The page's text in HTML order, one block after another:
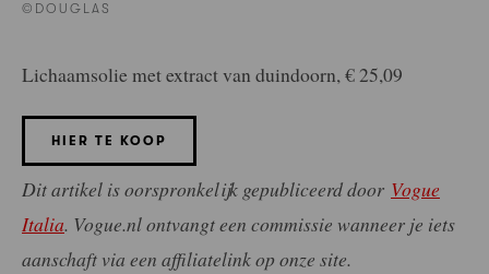
©DOUGLAS
Lichaamsolie met extract van duindoorn, € 25,09
HIER TE KOOP
Dit artikel is oorspronkelijk gepubliceerd door Vogue
Italia. Vogue.nl ontvangt een commissie wanneer je iets
aanschaft via een affiliatelink op onze site.